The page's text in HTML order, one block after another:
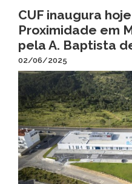
CUF inaugura
Proximidade em
pela A. Baptista
02/06/2025